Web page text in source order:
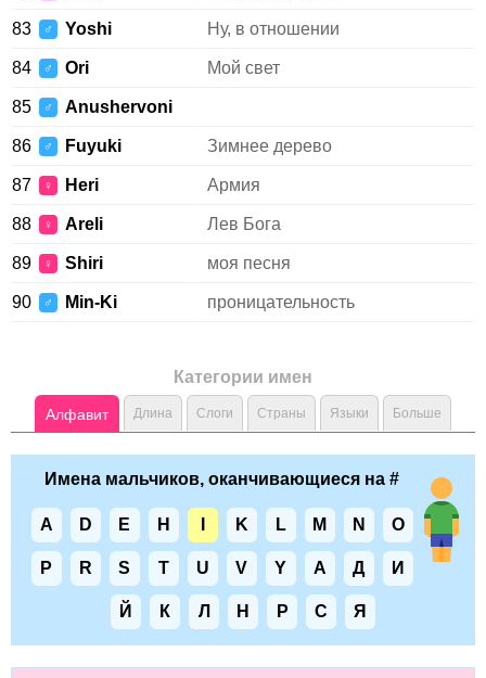
83 ♂ Yoshi Ну, в отношении
84 ♂ Ori Мой свет
85 ♂ Anushervoni
86 ♂ Fuyuki Зимнее дерево
87 ♀ Heri Армия
88 ♀ Areli Лев Бога
89 ♀ Shiri моя песня
90 ♂ Min-Ki проницательность
Категории имен
Алфавит Длина Слоги Страны Языки Больше
Имена мальчиков, оканчивающиеся на #
A D E H K L M N O
P R S T U V Y А Д И
Й К Л Н Р С Я